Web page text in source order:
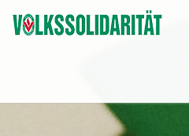
Direkt zur Hauptnavigation springen